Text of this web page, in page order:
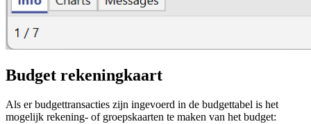
Budget rekeningkaart
Als er budgettransacties zijn ingevoerd in de budgettabel is het
mogelijk rekening- of groepskaarten te maken van het budget: